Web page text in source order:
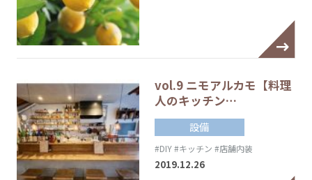
vol.9 ニモアルカモ【料理
人のキッチン…
設備
#DIY#キッチン #店舗内装
2019.12.26